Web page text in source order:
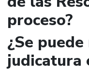
proceso?
¿Se
judicatura